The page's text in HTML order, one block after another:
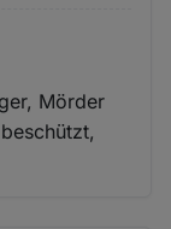
Mörder